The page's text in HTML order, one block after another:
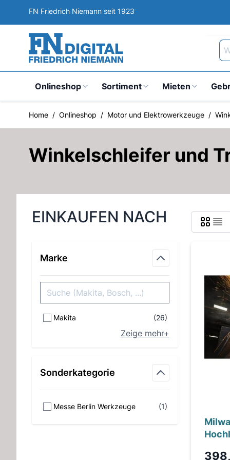
Direkt zum Inhalt
FN Friedrich Niemann seit 1923
Onlineshop Sortiment Mieten
Home / Onlineshop / Motor und Elektrowerkzeuge /
Winkelschleifer und
EINKAUFEN NACH
Marke
Makita (26)
Zeige mehr+
Sonderkategorie
Messe Berlin Werkzeuge (1)